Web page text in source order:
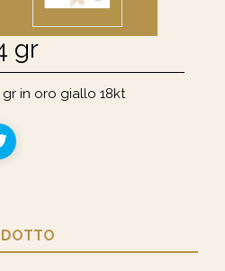
gr
in oro giallo 18kt